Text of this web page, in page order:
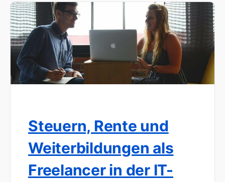
Steuern, Rente und
Weiterbildungen als
Freelancer in der IT-